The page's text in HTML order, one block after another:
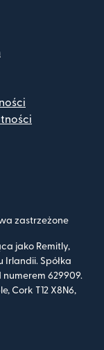
oknie)
nowym oknie)
zastrzeżone
jako Remitly,
Spółka
629909.
Cork T12 X8N6,